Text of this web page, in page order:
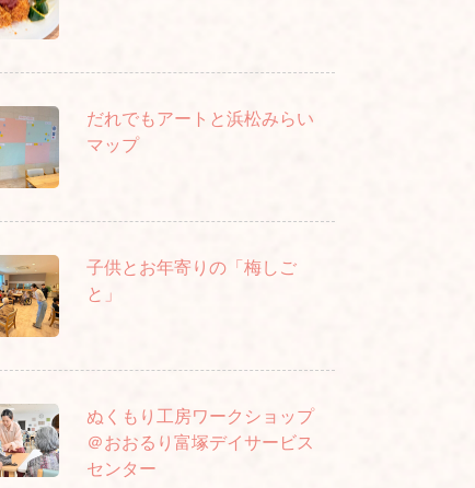
だれでもアートと浜松みらい
マップ
子供とお年寄りの「梅しご
と」
ぬくもり工房ワークショップ
＠おおるり富塚デイサービス
センター